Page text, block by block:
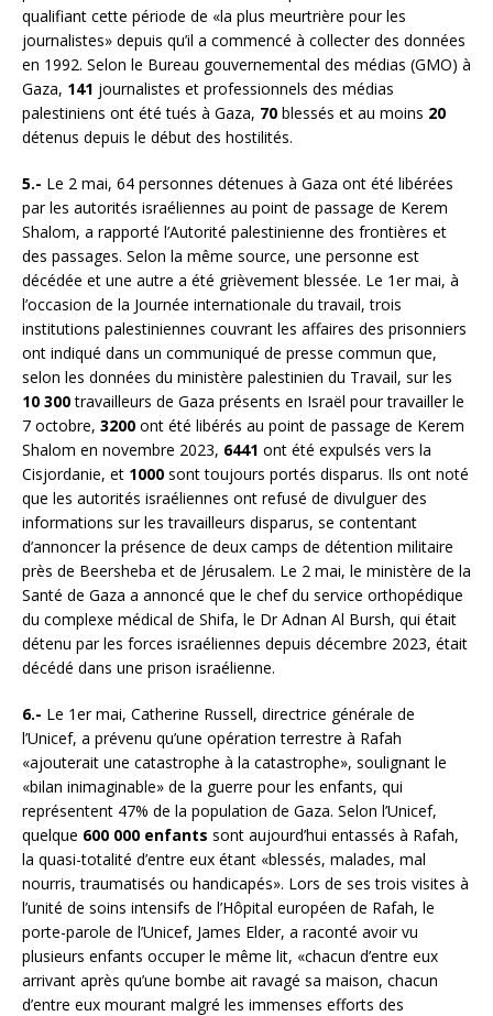
qualifiant cette période de «la plus meurtrière pour les
journalistes» depuis qu’il a commencé à collecter des données
en 1992. Selon le Bureau gouvernemental des médias (GMO) à
Gaza, 141 journalistes et professionnels des médias
palestiniens ont été tués à Gaza, 70 blessés et au moins 20
détenus depuis le début des hostilités.
5.- Le 2 mai, 64 personnes détenues à Gaza ont été libérées
par les autorités israéliennes au point de passage de Kerem
Shalom, a rapporté l’Autorité palestinienne des frontières et
des passages. Selon la même source, une personne est
décédée et une autre a été grièvement blessée. Le 1er mai, à
l’occasion de la Journée internationale du travail, trois
institutions palestiniennes couvrant les affaires des prisonniers
ont indiqué dans un communiqué de presse commun que,
selon les données du ministère palestinien du Travail, sur les
10 300travailleurs de Gaza présents en Israël pour travailler le
7 octobre, 3200 ont été libérés au point de passage de Kerem
Shalom en novembre 2023, 6441 ont été expulsés vers la
Cisjordanie, et 1000 sont toujours portés disparus. Ils ont noté
que les autorités israéliennes ont refusé de divulguer des
informations sur les travailleurs disparus, se contentant
d’annoncer la présence de deux camps de détention militaire
près de Beersheba et de Jérusalem. Le 2 mai, le ministère de la
Santé de Gaza a annoncé que le chef du service orthopédique
du complexe médical de Shifa, le Dr Adnan Al Bursh, qui était
détenu par les forces israéliennes depuis décembre 2023, était
décédé dans une prison israélienne.
6.- Le 1er mai, Catherine Russell, directrice générale de
l’Unicef, a prévenu qu’une opération terrestre à Rafah
«ajouterait une catastrophe à la catastrophe», soulignant le
«bilan inimaginable» de la guerre pour les enfants, qui
représentent 47% de la population de Gaza. Selon l’Unicef,
quelque 600 000 enfants sont aujourd’hui entassés à Rafah,
la quasi-totalité d’entre eux étant «blessés, malades, mal
nourris, traumatisés ou handicapés». Lors de ses trois visites à
l’unité de soins intensifs de l’Hôpital européen de Rafah, le
porte-parole de l’Unicef, James Elder, a raconté avoir vu
plusieurs enfants occuper le même lit, «chacun d’entre eux
arrivant après qu’une bombe ait ravagé sa maison, chacun
d’entre eux mourant malgré les immenses efforts des